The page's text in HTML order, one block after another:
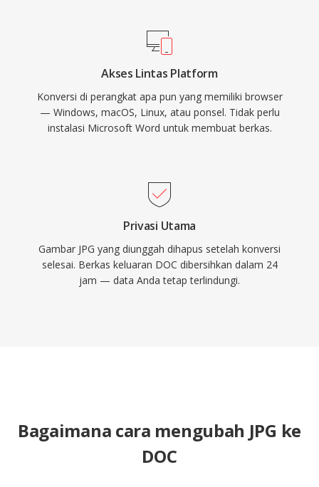
Akses Lintas Platform
Konversi di perangkat apa pun yang memiliki browser
— Windows, macOS, Linux, atau ponsel. Tidak perlu
instalasi Microsoft Word untuk membuat berkas.
Privasi Utama
Gambar JPG yang diunggah dihapus setelah konversi
selesai. Berkas keluaran DOC dibersihkan dalam 24
jam — data Anda tetap terlindungi.
Bagaimana cara mengubah JPG ke
DOC